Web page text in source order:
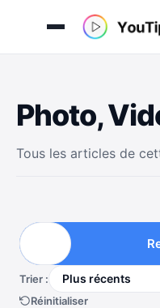
contenu
Photo,
Tous les articles de
Trier :
Réinitialiser